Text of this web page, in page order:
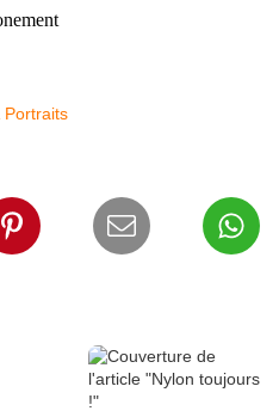
Portraits